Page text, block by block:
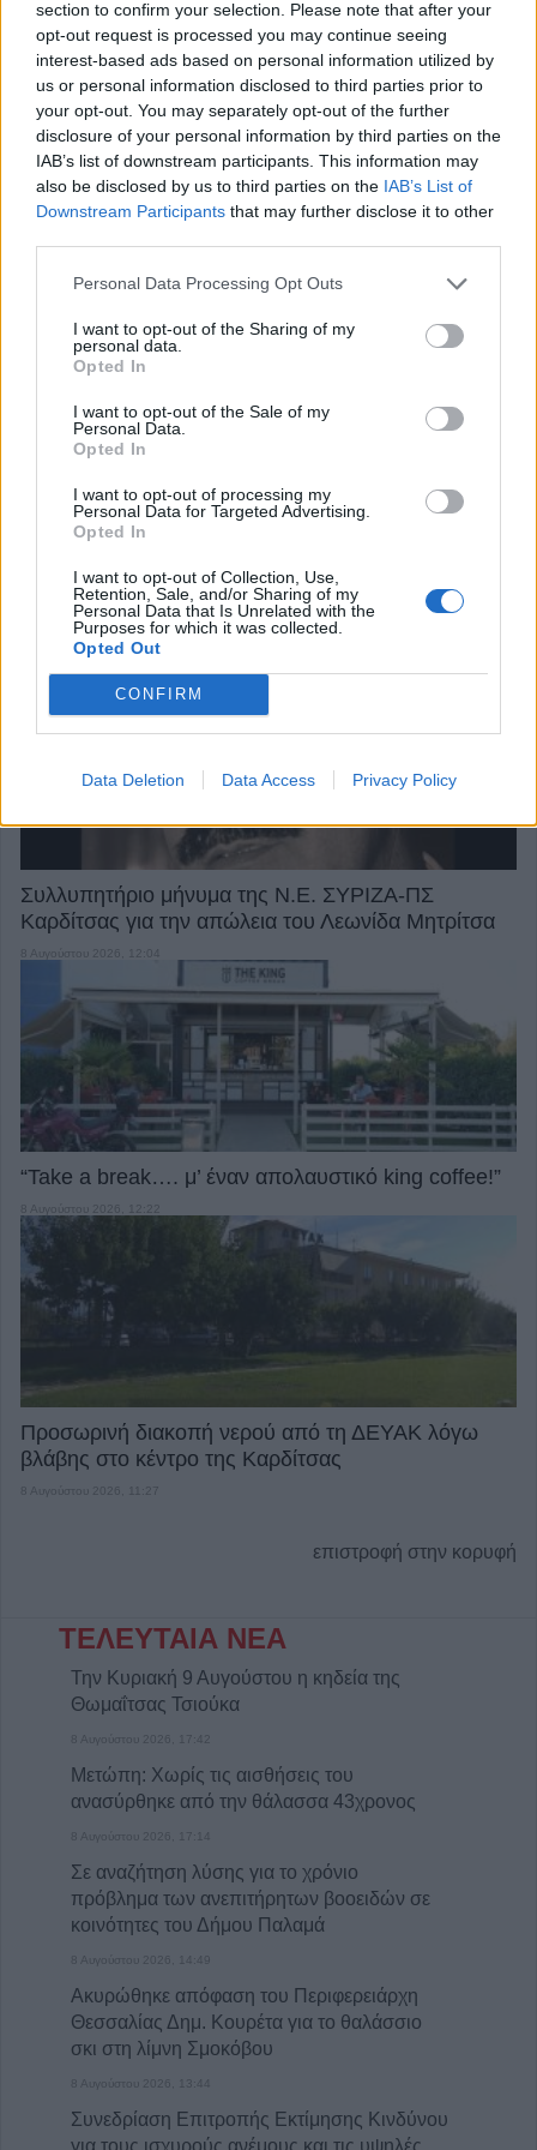
section to confirm your selection. Please note that after your
opt-out request is processed you may continue seeing
interest-based ads based on personal information utilized by
us or personal information disclosed to third parties prior to
your opt-out. You may separately opt-out of the further
disclosure of your personal information by third parties on the
IAB’s list of downstream participants. This information may
also be disclosed by us to third parties on the IAB’s List of
Downstream Participants that may further disclose it to other
Personal Data Processing Opt Outs
I want to opt-out of the Sharing of my
personal data.
Opted In
I want to opt-out of the Sale of my
Personal Data.
Opted In
I want to opt-out of processing my
Personal Data for Targeted Advertising.
Opted In
I want to opt-out of Collection, Use,
Retention, Sale, and/or Sharing of my
Personal Data that Is Unrelated with the
Purposes for which it was collected.
Opted Out
CONFIRM
Data Deletion Data Access Privacy Policy
Τελευταία τροποποίηση στις1 Ιουνίου 2026, 16:57
Κοινοποιήστε αυτό το άρθρο
ΔΙΑΒΆΣΤΕ ΕΠΊΣΗΣ:
Την Κυριακή 9 Αυγούστου η κηδεία του Αντώνιου
Ηλ. Αντωνίου
8 Αυγούστου 2026, 13:02
Συλλυπητήριο μήνυμα της Ν.Ε. ΣΥΡΙΖΑ-ΠΣ
Καρδίτσας για την απώλεια του Λεωνίδα Μητρίτσα
8 Αυγούστου 2026, 12:04
“Take a break…. μ’ έναν απολαυστικό king coffee!”
8 Αυγούστου 2026, 12:22
Προσωρινή διακοπή νερού από τη ΔΕΥΑΚ λόγω
βλάβης στο κέντρο της Καρδίτσας
8 Αυγούστου 2026, 11:27
επιστροφή στην κορυφή
ΤΕΛΕΥΤΑΙΑ ΝΕΑ
Την Κυριακή 9 Αυγούστου η κηδεία της
Θωμαΐτσας Τσιούκα
8 Αυγούστου 2026, 17:42
Μετώπη: Χωρίς τις αισθήσεις του
ανασύρθηκε από την θάλασσα 43χρονος
8 Αυγούστου 2026, 17:14
Σε αναζήτηση λύσης για το χρόνιο
πρόβλημα των ανεπιτήρητων βοοειδών σε
κοινότητες του Δήμου Παλαμά
8 Αυγούστου 2026, 14:49
Ακυρώθηκε απόφαση του Περιφερειάρχη
Θεσσαλίας Δημ. Κουρέτα για το θαλάσσιο
σκι στη λίμνη Σμοκόβου
8 Αυγούστου 2026, 13:44
Συνεδρίαση Επιτροπής Εκτίμησης Κινδύνου